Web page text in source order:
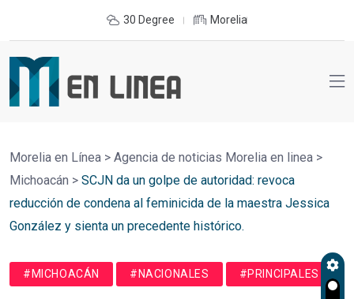
30 Degree Morelia
Morelia en Línea > Agencia de noticias Morelia en linea >
Michoacán > SCJN da un golpe de autoridad: revoca
reducción de condena al feminicida de la maestra Jessica
González y sienta un precedente histórico.
#MICHOACÁN #NACIONALES #PRINCIPALES